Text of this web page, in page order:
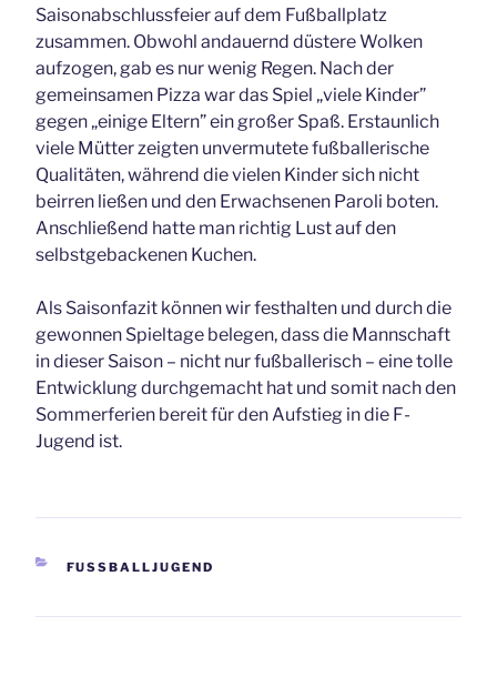
Saisonabschlussfeier auf dem Fußballplatz
zusammen. Obwohl andauernd düstere Wolken
aufzogen, gab es nur wenig Regen. Nach der
gemeinsamen Pizza war das Spiel „viele Kinder”
gegen „einige Eltern” ein großer Spaß. Erstaunlich
viele Mütter zeigten unvermutete fußballerische
Qualitäten, während die vielen Kinder sich nicht
beirren ließen und den Erwachsenen Paroli boten.
Anschließend hatte man richtig Lust auf den
selbstgebackenen Kuchen.
Als Saisonfazit können wir festhalten und durch die
gewonnen Spieltage belegen, dass die Mannschaft
in dieser Saison – nicht nur fußballerisch – eine tolle
Entwicklung durchgemacht hat und somit nach den
Sommerferien bereit für den Aufstieg in die F-
Jugend ist.
KATEGORIEN
FUSSBALLJUGEND